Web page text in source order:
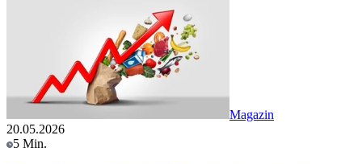
Magazin
20.05.2026
5 Min.